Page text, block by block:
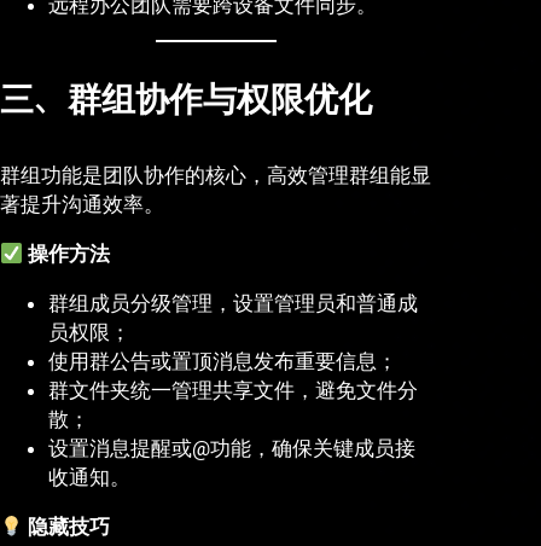
远程办公团队需要跨设备文件同步。
三、群组协作与权限优化
群组功能是团队协作的核心，高效管理群组能显
著提升沟通效率。
操作方法
群组成员分级管理，设置管理员和普通成
员权限；
使用群公告或置顶消息发布重要信息；
群文件夹统一管理共享文件，避免文件分
散；
设置消息提醒或@功能，确保关键成员接
收通知。
隐藏技巧